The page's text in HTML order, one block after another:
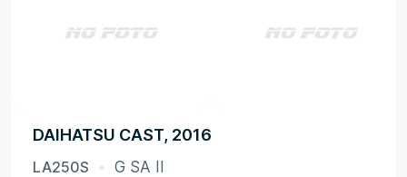
DAIHATSU CAST, 2016
LA250S G SA II